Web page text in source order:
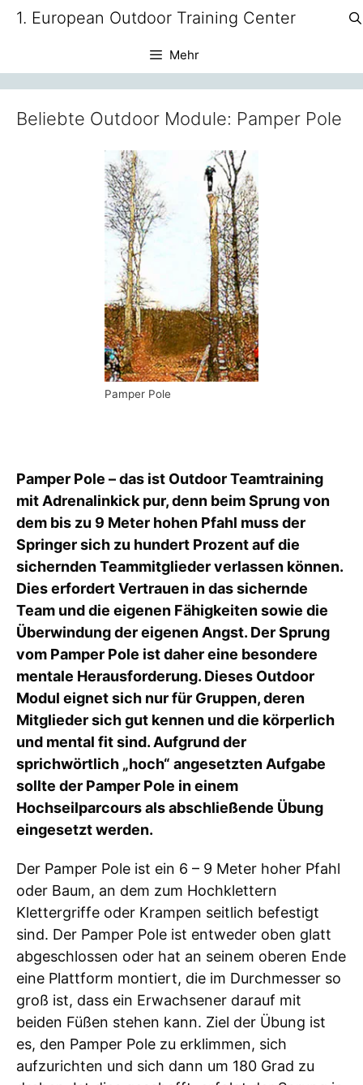
Zum1. European Outdoor Training Center
Mehr
Beliebte Outdoor Module: Pamper Pole
Pamper Pole
Pamper Pole – das ist Outdoor Teamtraining
mit Adrenalinkick pur, denn beim Sprung von
dem bis zu 9 Meter hohen Pfahl muss der
Springer sich zu hundert Prozent auf die
sichernden Teammitglieder verlassen können.
Dies erfordert Vertrauen in das sichernde
Team und die eigenen Fähigkeiten sowie die
Überwindung der eigenen Angst. Der Sprung
vom Pamper Pole ist daher eine besondere
mentale Herausforderung. Dieses Outdoor
Modul eignet sich nur für Gruppen, deren
Mitglieder sich gut kennen und die körperlich
und mental fit sind. Aufgrund der
sprichwörtlich „hoch“ angesetzten Aufgabe
sollte der Pamper Pole in einem
Hochseilparcours als abschließende Übung
eingesetzt werden.
Der Pamper Pole ist ein 6 – 9 Meter hoher Pfahl
oder Baum, an dem zum Hochklettern
Klettergriffe oder Krampen seitlich befestigt
sind. Der Pamper Pole ist entweder oben glatt
abgeschlossen oder hat an seinem oberen Ende
eine Plattform montiert, die im Durchmesser so
groß ist, dass ein Erwachsener darauf mit
beiden Füßen stehen kann. Ziel der Übung ist
es, den Pamper Pole zu erklimmen, sich
aufzurichten und sich dann um 180 Grad zu